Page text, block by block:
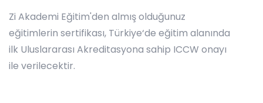
Zi Akademi Eğitim'den almış olduğunuz
eğitimlerin sertifikası, Türkiye‘de eğitim alanında
ilk Uluslararası Akreditasyona sahip ICCW onayı
ile verilecektir.